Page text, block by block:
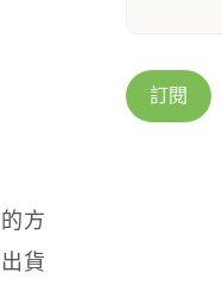
方
貨